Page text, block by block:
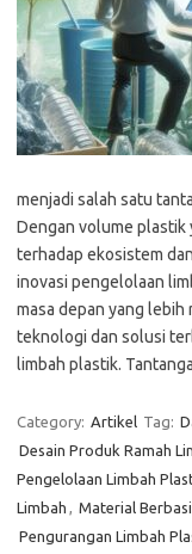
menjadi salah satu
Dengan volume plastik
terhadap ekosistem
inovasi pengelolaan
masa depan yang
teknologi dan solusi
limbah plastik.
Category: Artikel Tag:
Desain Produk Ramah
Pengelolaan Limbah
Limbah , Material
Pengurangan Limbah